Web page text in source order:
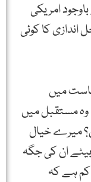
امریکی
کا کوئی
میں
وہ مستقبل میں
میرے خیال
ان کی جگہ
کم ہے کہ